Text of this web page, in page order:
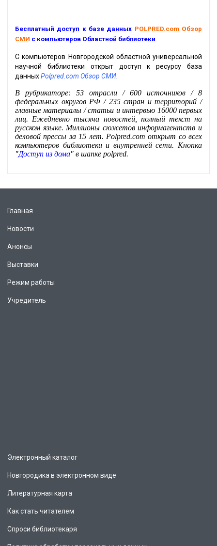
Бесплатный доступ к базе данных POLPRED.com Обзор
СМИ с компьютеров Областной библиотеки
С компьютеров Новгородской областной универсальной
научной библиотеки открыт доступ к ресурсу база
данныхPolpred.com Обзор СМИ.
В рубрикаторе: 53 отрасли / 600 источников / 8
федеральных округов РФ / 235 стран и территорий /
главные материалы / статьи и интервью 16000 первых
лиц. Ежедневно тысяча новостей, полный текст на
русском языке. Миллионы сюжетов информагентств и
деловой прессы за 15 лет. Polpred.com открыт со всех
компьютеров библиотеки и внутренней сети. Кнопка
"Доступ из дома" в шапке polpred.
Главная
Новости
Анонсы
Выставки
Режим работы
Учредитель
Электронный каталог
Новгородика в электронном виде
Литературная карта
Как стать читателем
Спроси библиотекаря